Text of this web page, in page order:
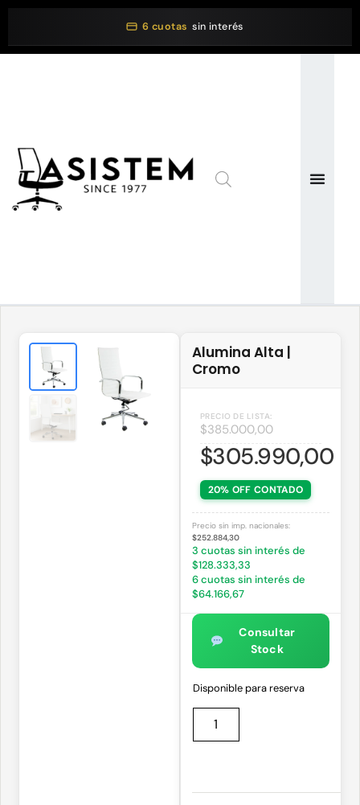
6 cuotas sin interés
Alumina Alta |
Cromo
$385.000,00
$305.990,00
20% OFF CONTADO
Precio sin imp. nacionales:
$252.884,30
3 cuotas sin interés de
$128.333,33
6 cuotas sin interés de
$64.166,67
Consultar
Stock
Disponible para reserva